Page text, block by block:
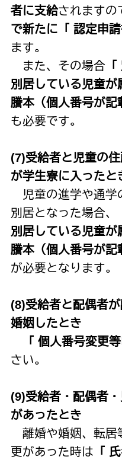
者に支給されますの
で新たに「 認定申
ます。
また、その場合
別居している児童
謄本（個人番号が記
も必要です。
(7)受給者と児童の
が学生寮に入ったと
児童の進学や通学
別居となった場合、
別居している児童
謄本（個人番号が記
が必要となります。
(8)受給者と配偶者
婚姻したとき
「 個人番号変更等
さい。
(9)受給者・配偶者
があったとき
離婚や婚姻、転居
更があった時は 「